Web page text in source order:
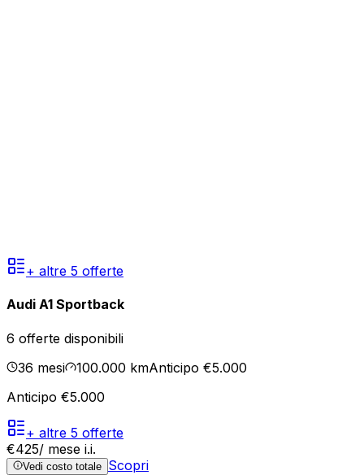
+ altre 5 offerte
Audi A1 Sportback
6 offerte disponibili
36 mesi 100.000 kmAnticipo €5.000
Anticipo €5.000
+ altre 5 offerte
€425/ mese i.i.
Vedi costo totale Scopri